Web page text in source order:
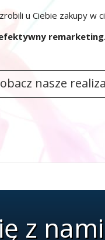
u Ciebie zakupy w
remarketing.
nasze
z nami